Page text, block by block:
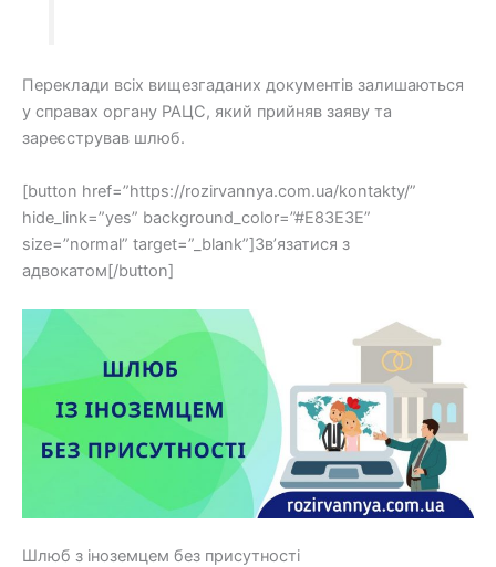
Переклади всіх вищезгаданих документів залишаються
у справах органу РАЦС, який прийняв заяву та
зареєстрував шлюб.
[button href=”https://rozirvannya.com.ua/kontakty/”
hide_link=”yes” background_color=”#E83E3E”
size=”normal” target=”_blank”]Зв’язатися з
адвокатом[/button]
Шлюб з іноземцем без присутності